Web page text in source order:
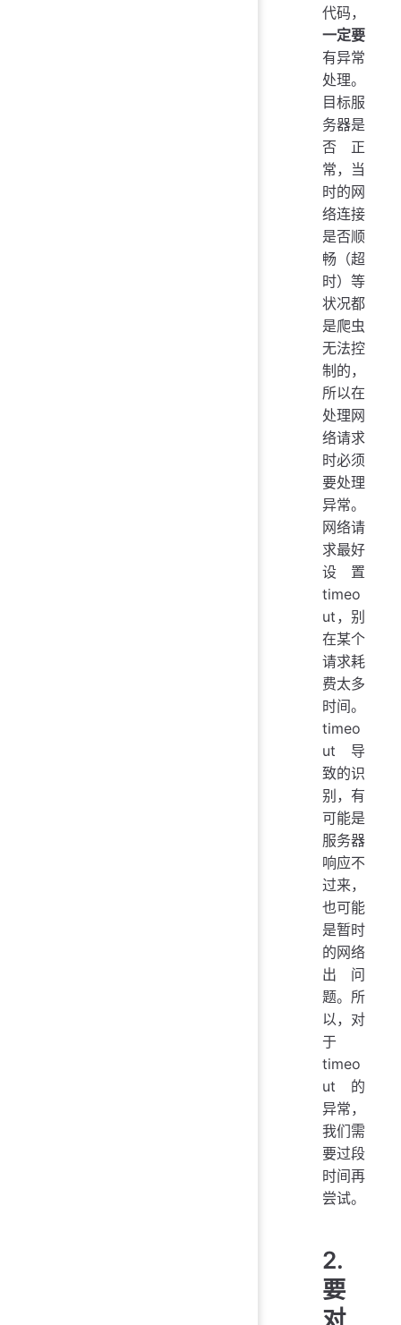
代码，
一定要
有异常
处理。
目标服
务器是
否正
常，当
时的网
络连接
是否顺
畅（超
时）等
状况都
是爬虫
无法控
制的，
所以在
处理网
络请求
时必须
要处理
异常。
网络请
求最好
设置
timeo
ut，别
在某个
请求耗
费太多
时间。
timeo
ut 导
致的识
别，有
可能是
服务器
响应不
过来，
也可能
是暂时
的网络
出问
题。所
以，对
于
timeo
ut 的
异常，
我们需
要过段
时间再
尝试。
2.
要
对